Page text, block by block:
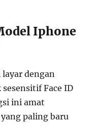
Iphone
dengan
Face ID
ini amat
paling baru